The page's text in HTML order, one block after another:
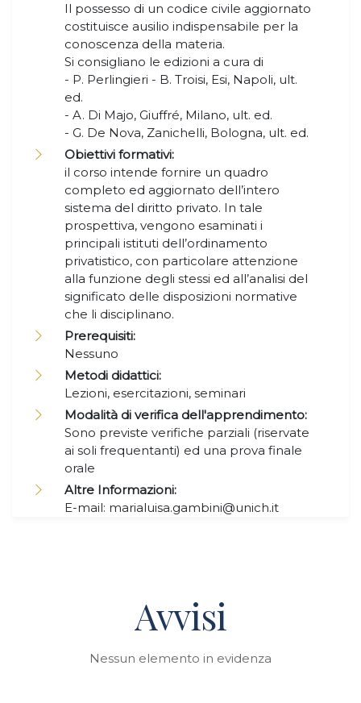
Il possesso di un codice civile aggiornato
costituisce ausilio indispensabile per la
conoscenza della materia.
Si consigliano le edizioni a cura di
- P. Perlingieri - B. Troisi, Esi, Napoli, ult.
ed.
- A. Di Majo, Giuffré, Milano, ult. ed.
- G. De Nova, Zanichelli, Bologna, ult. ed.
Obiettivi formativi:
il corso intende fornire un quadro
completo ed aggiornato dell’intero
sistema del diritto privato. In tale
prospettiva, vengono esaminati i
principali istituti dell’ordinamento
privatistico, con particolare attenzione
alla funzione degli stessi ed all’analisi del
significato delle disposizioni normative
che li disciplinano.
Prerequisiti:
Nessuno
Metodi didattici:
Lezioni, esercitazioni, seminari
Modalità di verifica dell'apprendimento:
Sono previste verifiche parziali (riservate
ai soli frequentanti) ed una prova finale
orale
Altre Informazioni:
E-mail: marialuisa.gambini@unich.it
Avvisi
Nessun elemento in evidenza